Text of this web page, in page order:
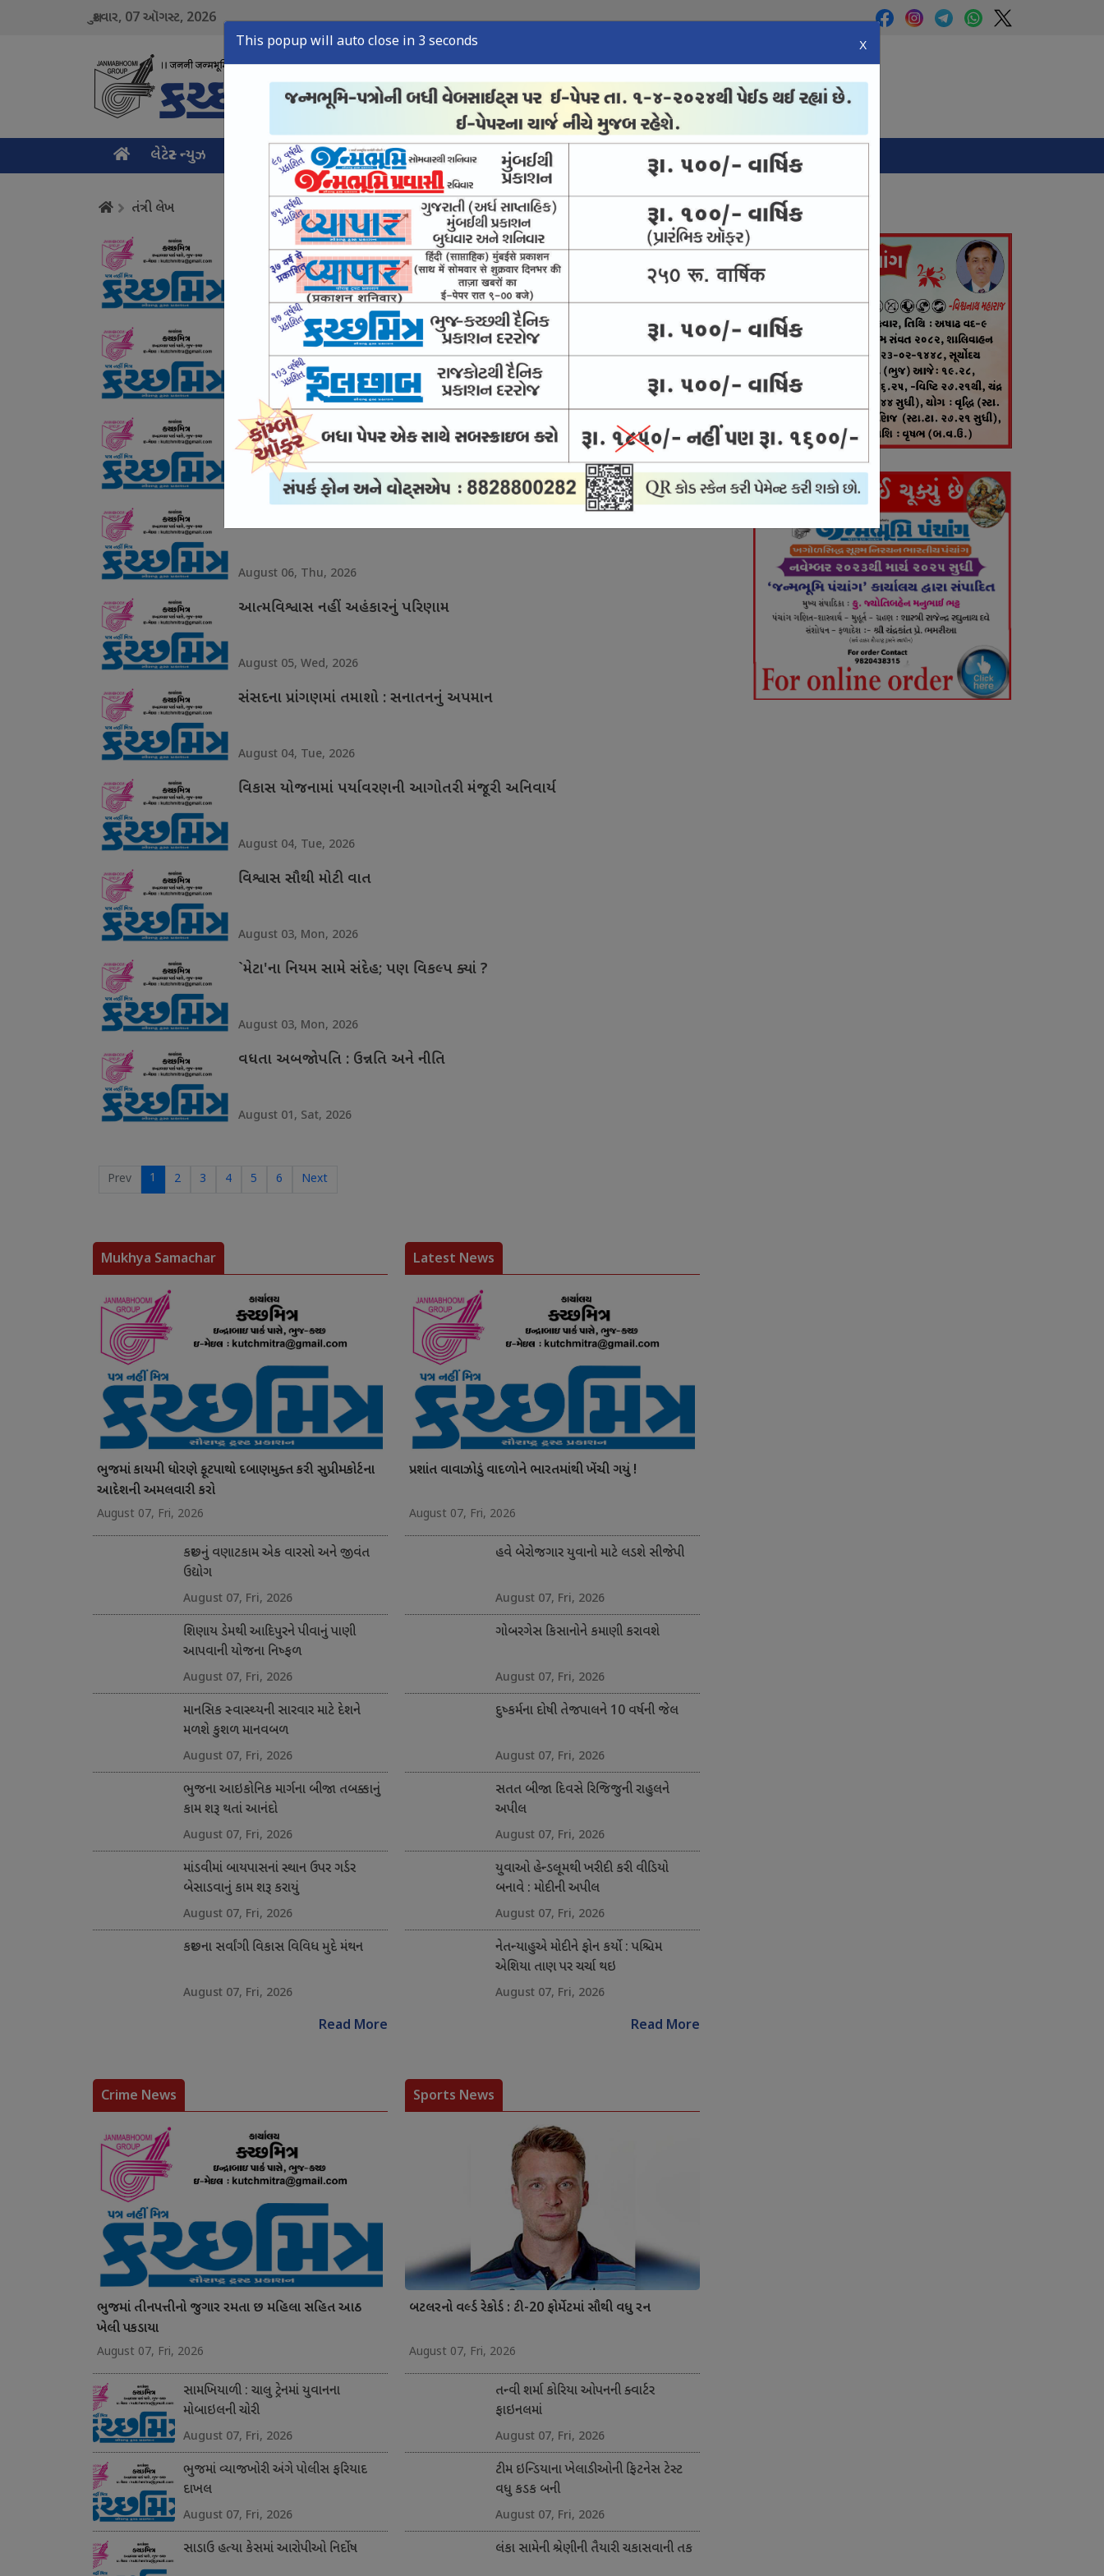
શુક્રવાર, 07ઑગસ્ટ, 2026
લેટેસ્ટ ન્યુઝ મુખ્ય સમાચાર ક્રાઇમ ન્યુઝ સ્પોર્ટ્સ ન્યુઝ તંત્રી લેખ ઈ-પેપર
This popup will auto close in 2 seconds X
તંત્રી લેખ
સાયબર ક્રાઈમ ઉપર સકંજો કસવા સુપ્રીમનો આદેશ
August 07, Fri, 2026
યુવાનો સાથે સંઘર્ષ નહીં પણ સંવાદની સુપ્રીમ સલાહ
August 07, Fri, 2026
ગરિમા ચૂકયા ઉદયનિધિ
August 06, Thu, 2026
August 06, Thu, 2026
આત્મવિશ્વાસ નહીં અહંકારનું પરિણામ
August 05, Wed, 2026
સંસદના પ્રાંગણમાં તમાશો : સનાતનનું અપમાન
August 04, Tue, 2026
વિકાસ યોજનામાં પર્યાવરણની આગોતરી મંજૂરી અનિવાર્ય
August 04, Tue, 2026
વિશ્વાસ સૌથી મોટી વાત
August 03, Mon, 2026
`મેટા'ના નિયમ સામે સંદેહ; પણ વિકલ્પ ક્યાં ?
August 03, Mon, 2026
વધતા અબજોપતિ : ઉન્નતિ અને નીતિ
August 01, Sat, 2026
Prev 1 2 3 4 5 6 Next
Panchang
Mukhya Samachar
ભુજમાં કાયમી ધોરણે ફૂટપાથો દબાણમુક્ત કરી સુપ્રીમકોર્ટના
આદેશની અમલવારી કરો
August 07, Fri, 2026
કચ્છનું વણાટકામ એક વારસો અને જીવંત
ઉદ્યોગ
August 07, Fri, 2026
શિણાય ડેમથી આદિપુરને પીવાનું પાણી
આપવાની યોજના નિષ્ફળ
August 07, Fri, 2026
માનસિક સ્વાસ્થ્યની સારવાર માટે દેશને
મળશે કુશળ માનવબળ
August 07, Fri, 2026
ભુજના આઇકોનિક માર્ગના બીજા તબક્કાનું
કામ શરૂ થતાં આનંદો
August 07, Fri, 2026
માંડવીમાં બાયપાસનાં સ્થાન ઉપર ગર્ડર
બેસાડવાનું કામ શરૂ કરાયું
August 07, Fri, 2026
કચ્છના સર્વાંગી વિકાસ વિવિધ મુદે મંથન
August 07, Fri, 2026
Read More
Latest News
પ્રશાંત વાવાઝોડું વાદળોને ભારતમાંથી ખેંચી ગયું !
August 07, Fri, 2026
હવે બેરોજગાર યુવાનો માટે લડશે સીજેપી
August 07, Fri, 2026
ગોબરગેસ કિસાનોને કમાણી કરાવશે
August 07, Fri, 2026
દુષ્કર્મના દોષી તેજપાલને 10 વર્ષની જેલ
August 07, Fri, 2026
સતત બીજા દિવસે રિજિજુની રાહુલને
અપીલ
August 07, Fri, 2026
યુવાઓ હેન્ડલૂમથી ખરીદી કરી વીડિયો
બનાવે : મોદીની અપીલ
August 07, Fri, 2026
નેતન્યાહુએ મોદીને ફોન કર્યો : પશ્ચિમ
એશિયા તાણ પર ચર્ચા થઇ
August 07, Fri, 2026
Read More
Crime News
ભુજમાં તીનપત્તીનો જુગાર રમતા છ મહિલા સહિત આઠ
ખેલી પકડાયા
August 07, Fri, 2026
સામખિયાળી : ચાલુ ટ્રેનમાં યુવાનના
મોબાઇલની ચોરી
August 07, Fri, 2026
ભુજમાં વ્યાજખોરી અંગે પોલીસ ફરિયાદ
દાખલ
August 07, Fri, 2026
સાડાઉ હત્યા કેસમાં આરોપીઓ નિર્દોષ
Sports News
બટલરનો વર્લ્ડ રેકોર્ડ : ટી-20 ફોર્મેટમાં સૌથી વધુ રન
August 07, Fri, 2026
તન્વી શર્મા કોરિયા ઓપનની ક્વાર્ટર
ફાઇનલમાં
August 07, Fri, 2026
ટીમ ઇન્ડિયાના ખેલાડીઓની ફિટનેસ ટેસ્ટ
વધુ કડક બની
August 07, Fri, 2026
લંકા સામેની શ્રેણીની તૈયારી ચકાસવાની તક